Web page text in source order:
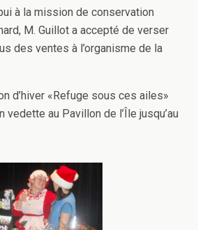
à la mission de conservation
M. Guillot a accepté de verser
des ventes à l’organisme de la
d’hiver «Refuge sous ces ailes»
vedette au Pavillon de l’Île jusqu’au